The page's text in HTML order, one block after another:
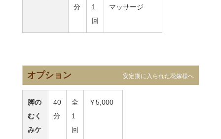
分
1
回
マッサージ
オプション 安定期に入られた花嫁様へ
脚の
むく
みケ
40
分
全
1
回
￥5,000